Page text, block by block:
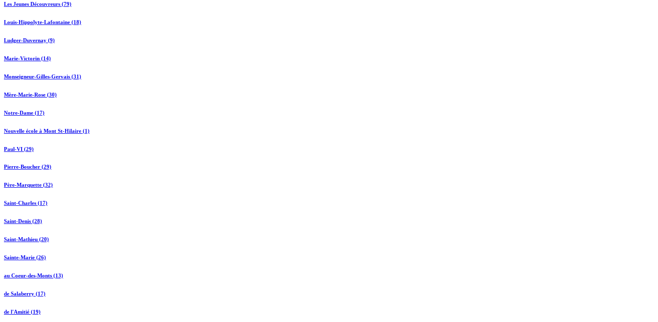
Les Jeunes Découvreurs (79)
Louis-Hippolyte-Lafontaine (18)
Ludger-Duvernay (9)
Marie-Victorin (14)
Monseigneur-Gilles-Gervais (31)
Mère-Marie-Rose (30)
Notre-Dame (17)
Nouvelle école à Mont St-Hilaire (1)
Paul-VI (29)
Pierre-Boucher (29)
Père-Marquette (32)
Saint-Charles (17)
Saint-Denis (28)
Saint-Mathieu (20)
Sainte-Marie (26)
au Coeur-des-Monts (13)
de Salaberry (17)
de l'Amitié (19)